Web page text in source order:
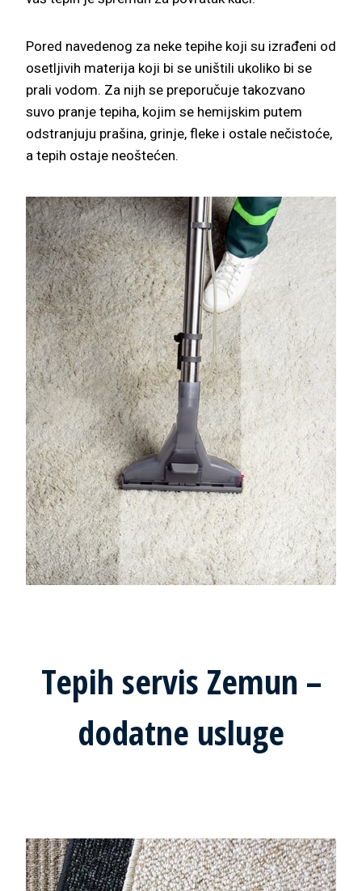
Pored navedenog za neke tepihe koji su izrađeni od
osetljivih materija koji bi se uništili ukoliko bi se
prali vodom. Za nijh se preporučuje takozvano
suvo pranje tepiha, kojim se hemijskim putem
odstranjuju prašina, grinje, fleke i ostale nečistoće,
a tepih ostaje neoštećen.
Tepih servis Zemun –
dodatne usluge